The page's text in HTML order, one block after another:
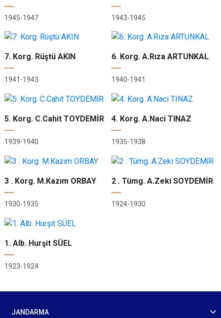
1945-1947 1943-1945
7. Korg. Rüştü AKIN
1941-1943
6. Korg. A.Rıza ARTUNKAL
1940-1941
5. Korg. C.Cahit TOYDEMİR
1939-1940
4. Korg. A.Naci TINAZ
1935-1938
3 . Korg. M.Kazım ORBAY
1930-1935
2 . Tümg. A.Zeki SOYDEMİR
1924-1930
1. Alb. Hurşit SÜEL
1923-1924
JANDARMA